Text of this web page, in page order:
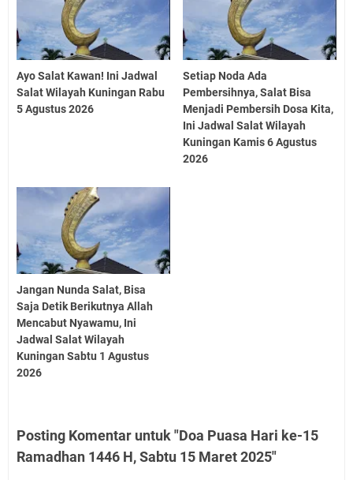
Ayo Salat Kawan! Ini Jadwal
Salat Wilayah Kuningan Rabu
5 Agustus 2026
Setiap Noda Ada
Pembersihnya, Salat Bisa
Menjadi Pembersih Dosa Kita,
Ini Jadwal Salat Wilayah
Kuningan Kamis 6 Agustus
2026
Jangan Nunda Salat, Bisa
Saja Detik Berikutnya Allah
Mencabut Nyawamu, Ini
Jadwal Salat Wilayah
Kuningan Sabtu 1 Agustus
2026
Posting Komentar untuk "Doa Puasa Hari ke-15
Ramadhan 1446 H, Sabtu 15 Maret 2025"